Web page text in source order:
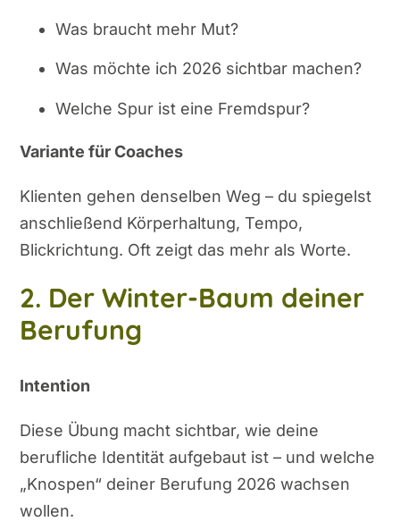
Was braucht mehr Mut?
Was möchte ich 2026 sichtbar machen?
Welche Spur ist eine Fremdspur?
Variante für Coaches
Klienten gehen denselben Weg – du spiegelst
anschließend Körperhaltung, Tempo,
Blickrichtung. Oft zeigt das mehr als Worte.
2. Der Winter-Baum deiner
Berufung
Intention
Diese Übung macht sichtbar, wie deine
berufliche Identität aufgebaut ist – und welche
„Knospen“ deiner Berufung 2026 wachsen
wollen.